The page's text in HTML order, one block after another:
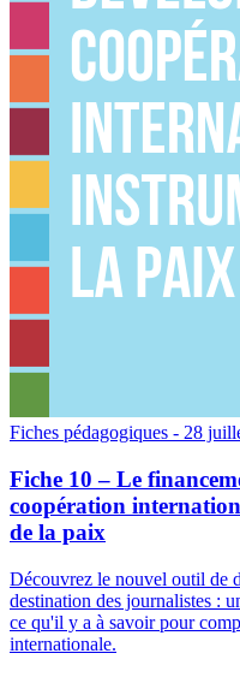
Fiches pédagogiques - 28
Fiche 10 – Le
coopération
de la paix
Découvrez le nouvel outil de
destination des journalistes :
ce qu'il y a à savoir pour
internationale.